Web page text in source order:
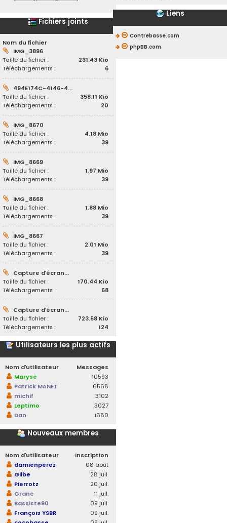
Fichiers joints
Nom du fichier
IMG_3896
Taille du fichier :
231.43 Kio
Téléchargements :
6
494E174C-4146-4...
Taille du fichier :
358.11 Kio
Téléchargements :
20
IMG_8670
Taille du fichier :
4.18 Mio
Téléchargements :
39
IMG_8669
Taille du fichier :
1.97 Mio
Téléchargements :
39
IMG_8668
Taille du fichier :
1.88 Mio
Téléchargements :
39
IMG_8667
Taille du fichier :
2.01 Mio
Téléchargements :
39
Capture d’écran...
Taille du fichier :
170.44 Kio
Téléchargements :
68
Capture d’écran...
Taille du fichier :
723.58 Kio
Téléchargements :
124
Utilisateurs les plus actifs
Nom d’utilisateur
Messages
Maryse
10593
Patrick MANET
6568
michif
3102
Leptimo
3027
Dan
1680
Nouveaux membres
Nom d’utilisateur
Inscription
damienperez
08 août
Gilbe
28 juil.
Pierrotz
20 juil.
Granc
11 juil.
Bassiste90
09 juil.
François YSBR
09 juil.
Liens
Contrebasse.com
phpBB.com